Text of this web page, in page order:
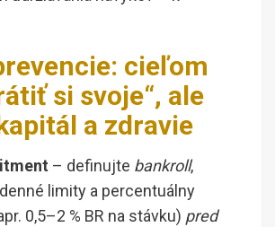
cieľom
si svoje“, ale
a zdravie
– definujte bankroll,
limity a percentuálny
0,5–2 % BR na stávku) pred